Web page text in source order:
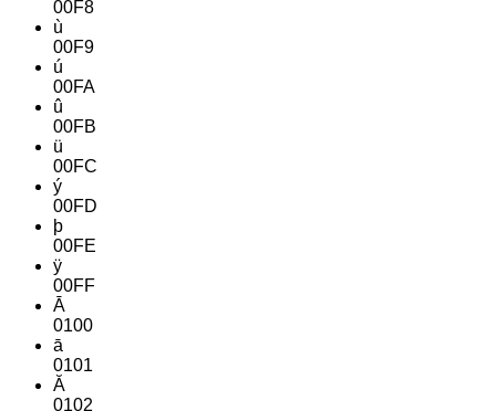
00F8
ù
00F9
ú
00FA
û
00FB
ü
00FC
ý
00FD
þ
00FE
ÿ
00FF
Ā
0100
ā
0101
Ă
0102